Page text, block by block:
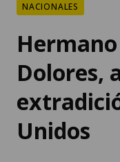
NACIONALES
Dolores,
Unidos